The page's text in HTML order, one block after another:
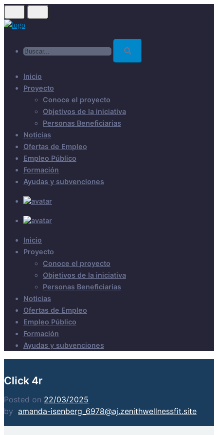
Skip
to
Inicio
Proyecto
Conoce el proyecto
Objetivos de la iniciativa
Personas Beneficiarias
Noticias
Ofertas de Empleo
Empleo Público
Formación
Ayudas y subvenciones
Inicio
Proyecto
Conoce el proyecto
Objetivos de la iniciativa
Personas Beneficiarias
Noticias
Ofertas de Empleo
Empleo Público
Formación
Ayudas y subvenciones
Click 4r
Posted on 22/03/2025
by amanda-isenberg_6978@aj.zenithwellnessfit.site